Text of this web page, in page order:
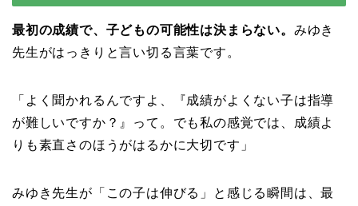
最初の成績で、子どもの可能性は決まらない。 みゆき
先生がはっきりと言い切る言葉です。
「よく聞かれるんですよ、『成績がよくない子は指導
が難しいですか？』って。でも私の感覚では、成績よ
りも素直さのほうがはるかに大切です」
みゆき先生が「この子は伸びる」と感じる瞬間は、最